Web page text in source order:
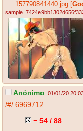
157790841440.jpg
Anónimo 01/01/20
/#/ 6969712
= 54 / 88